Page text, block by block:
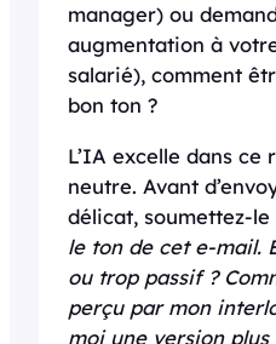
manager) ou
augmentation à
salarié), comment
bon ton ?
L’IA excelle dans ce
neutre. Avant
délicat, soumettez-le
le ton de cet e-mail.
ou trop passif ?
perçu par mon
moi une version